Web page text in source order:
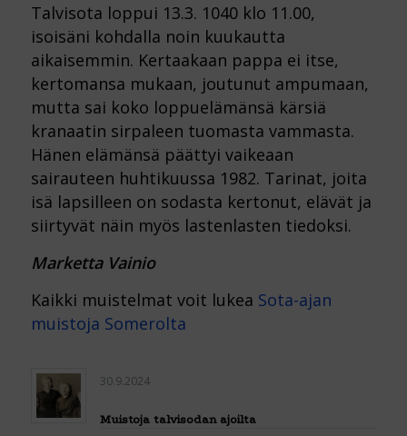
Talvisota loppui 13.3. 1040 klo 11.00,
isoisäni kohdalla noin kuukautta
aikaisemmin. Kertaakaan pappa ei itse,
kertomansa mukaan, joutunut ampumaan,
mutta sai koko loppuelämänsä kärsiä
kranaatin sirpaleen tuomasta vammasta.
Hänen elämänsä päättyi vaikeaan
sairauteen huhtikuussa 1982. Tarinat, joita
isä lapsilleen on sodasta kertonut, elävät ja
siirtyvät näin myös lastenlasten tiedoksi.
Marketta Vainio
Kaikki muistelmat voit lukea Sota-ajan
muistoja Somerolta
30.9.2024
Muistoja talvisodan ajoilta